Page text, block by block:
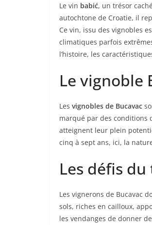
Le vin babić, un trésor
autochtone de Croatie, il
Ce vin, issu des vignobles
climatiques parfois
l’histoire, les
Le vignoble
Les vignobles de Bucavac
marqué par des conditions
atteignent leur plein
cinq à sept ans, ici, la
Les défis
Les vignerons de Bucavac
sols, riches en cailloux,
les vendanges de donner